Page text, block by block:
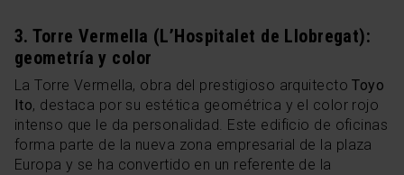
3. Torre Vermella (L’Hospitalet de Llobregat):
geometría y color
La Torre Vermella, obra del prestigioso arquitectoToyo
Ito, destaca por su estética geométrica y el color rojo
intenso que le da personalidad. Este edificio de oficinas
forma parte de la nueva zona empresarial de la plaza
Europa y se ha convertido en un referente de la